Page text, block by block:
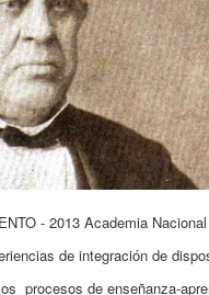
- 2013 Academia
de integración de
procesos de enseñanza-